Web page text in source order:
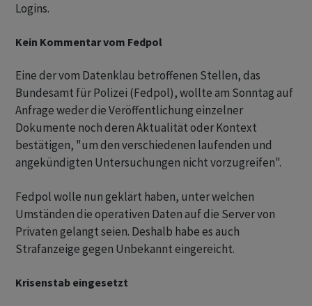
Logins.
Kein Kommentar vom Fedpol
Eine der vom Datenklau betroffenen Stellen, das
Bundesamt für Polizei (Fedpol), wollte am Sonntag auf
Anfrage weder die Veröffentlichung einzelner
Dokumente noch deren Aktualität oder Kontext
bestätigen, "um den verschiedenen laufenden und
angekündigten Untersuchungen nicht vorzugreifen".
Fedpol wolle nun geklärt haben, unter welchen
Umständen die operativen Daten auf die Server von
Privaten gelangt seien. Deshalb habe es auch
Strafanzeige gegen Unbekannt eingereicht.
Krisenstab eingesetzt